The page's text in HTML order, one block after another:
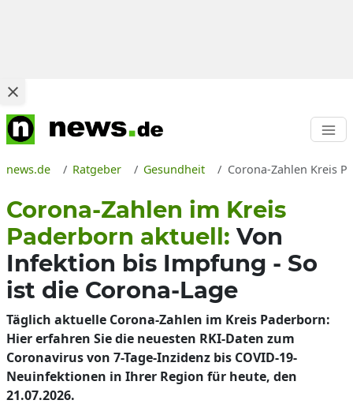
news.de Ratgeber Gesundheit Corona-Zahlen Kreis
Corona-Zahlen im Kreis
Paderborn aktuell: Von
Infektion bis Impfung - So
ist die Corona-Lage
Täglich aktuelle Corona-Zahlen im Kreis Paderborn:
Hier erfahren Sie die neuesten RKI-Daten zum
Coronavirus von 7-Tage-Inzidenz bis COVID-19-
Neuinfektionen in Ihrer Region für heute, den
21.07.2026.